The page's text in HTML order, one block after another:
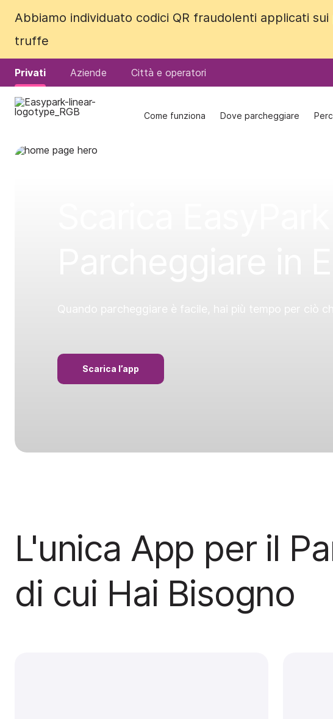
Abbiamo individuato codici QR fraudolenti applicati
truffe
Privati Aziende Città e operatori
Come funziona Dove parcheggiare
Abbiamo individuato codici QR fraudolenti applicati
truffe
Privati Aziende Città e operatori
Come funziona Dove parcheggiare
Quando parcheggiare è facile, hai più tempo per ciò
Scarica l’app
L'unica App per il
di cui Hai Bisogno